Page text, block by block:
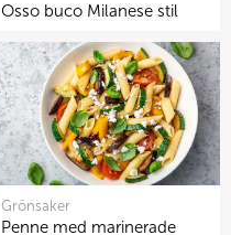
Osso buco Milanese stil
Grönsaker
Penne med marinerade